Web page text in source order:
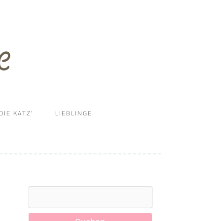
KATZ’
DIY
PFLEGE & REINIGUNG
LIEBLINGE
Suchen